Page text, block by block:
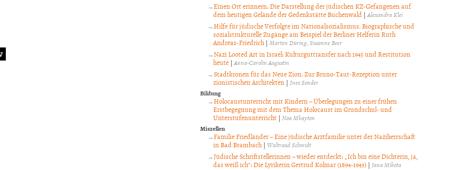
Einen Ort erinnern. Die Darstellung der jüdischen KZ-Gefangenen auf
dem heutigen Gelände der Gedenkstätte Buchenwald|Alexandra Klei
Hilfe für jüdische Verfolgte im Nationalsozialismus. Biographische und
sozialstrukturelle Zugänge am Beispiel der Berliner Helferin Ruth
Andreas-Friedrich| Marten Düring Susanne Beer
Nazi Looted Art in Israel: Kulturguttransfer nach 1945 und Restitution
heute|Anna-Carolin Augustin
Stadtkronen für das Neue Zion. Zur Bruno-Taut-Rezeption unter
zionistischen Architekten| Ines Sonder
Bildung
Holocaustunterricht mit Kindern – Überlegungen zu einer frühen
Erstbegegnung mit dem Thema Holocaust im Grundschul- und
Unterstufenunterricht| Noa Mkayton
Miszellen
Familie Friedländer – Eine jüdische Arztfamilie unter der Naziherrschaft
in Bad Brambach| Waltraud Schmidt
Jüdische Schriftstellerinnen – wieder entdeckt: „Ich bin eine Dichterin, ja,
das weiß ich“: Die Lyrikerin Gertrud Kolmar (1894-1943)| Jana Mikota